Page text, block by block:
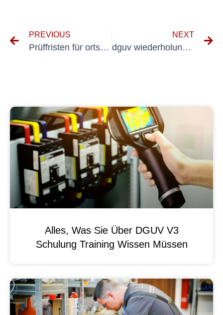
PREVIOUS
Prüffristen für ortsveränderliche elektrische Betriebsmittel
NEXT
dguv wiederholungsprüfung
Alles, Was Sie Über DGUV V3
Schulung Training Wissen Müssen